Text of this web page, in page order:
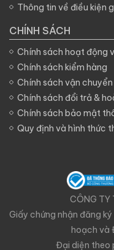
Thông tin về điều kiện
CHÍNH SÁCH
Chính sách hoạt động
Chính sách kiểm hàng
Chính sách vận chuyển
Chính sách đổi trả &
Chính sách bảo mật
Quy định và hình thức
CÔNG TY
Giấy chứng nhận đăng
hoạch và
Đại diện theo